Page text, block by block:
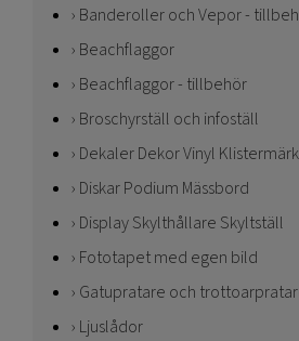
Banderoller och Vepor -
Beachflaggor
Beachflaggor - tillbehör
Broschyrställ och infoställ
Dekaler Dekor Vinyl
Diskar Podium Mässbord
Display Skylthållare Skyltställ
Fototapet med egen bild
Gatupratare och
Ljuslådor